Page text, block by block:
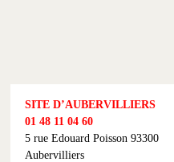
SITE D’AUBERVILLIERS
01 48 11 04 60
5 rue Edouard Poisson 93300
Aubervilliers